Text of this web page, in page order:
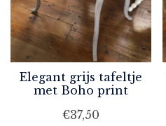
Elegant grijs tafeltje
met Boho print
€37,50